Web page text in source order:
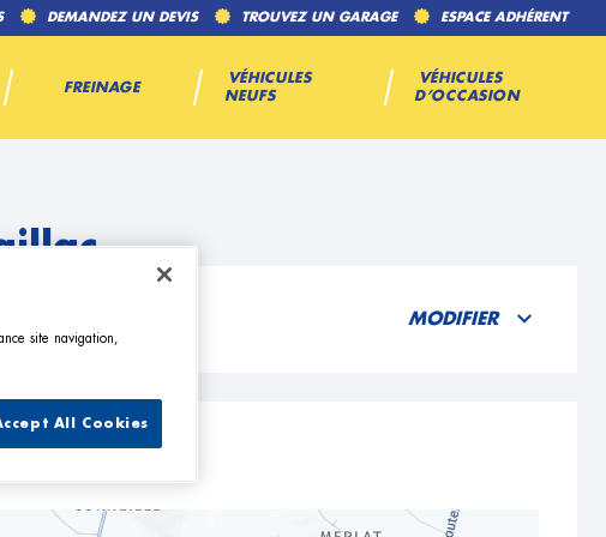
DEMANDEZ UN DEVIS TROUVEZ UN GARAGE ESPACE ADHÉRENT
FREINAGE
VÉHICULES
NEUFS
VÉHICULES
D’OCCASION
MODIFIER
site navigation,
All Cookies